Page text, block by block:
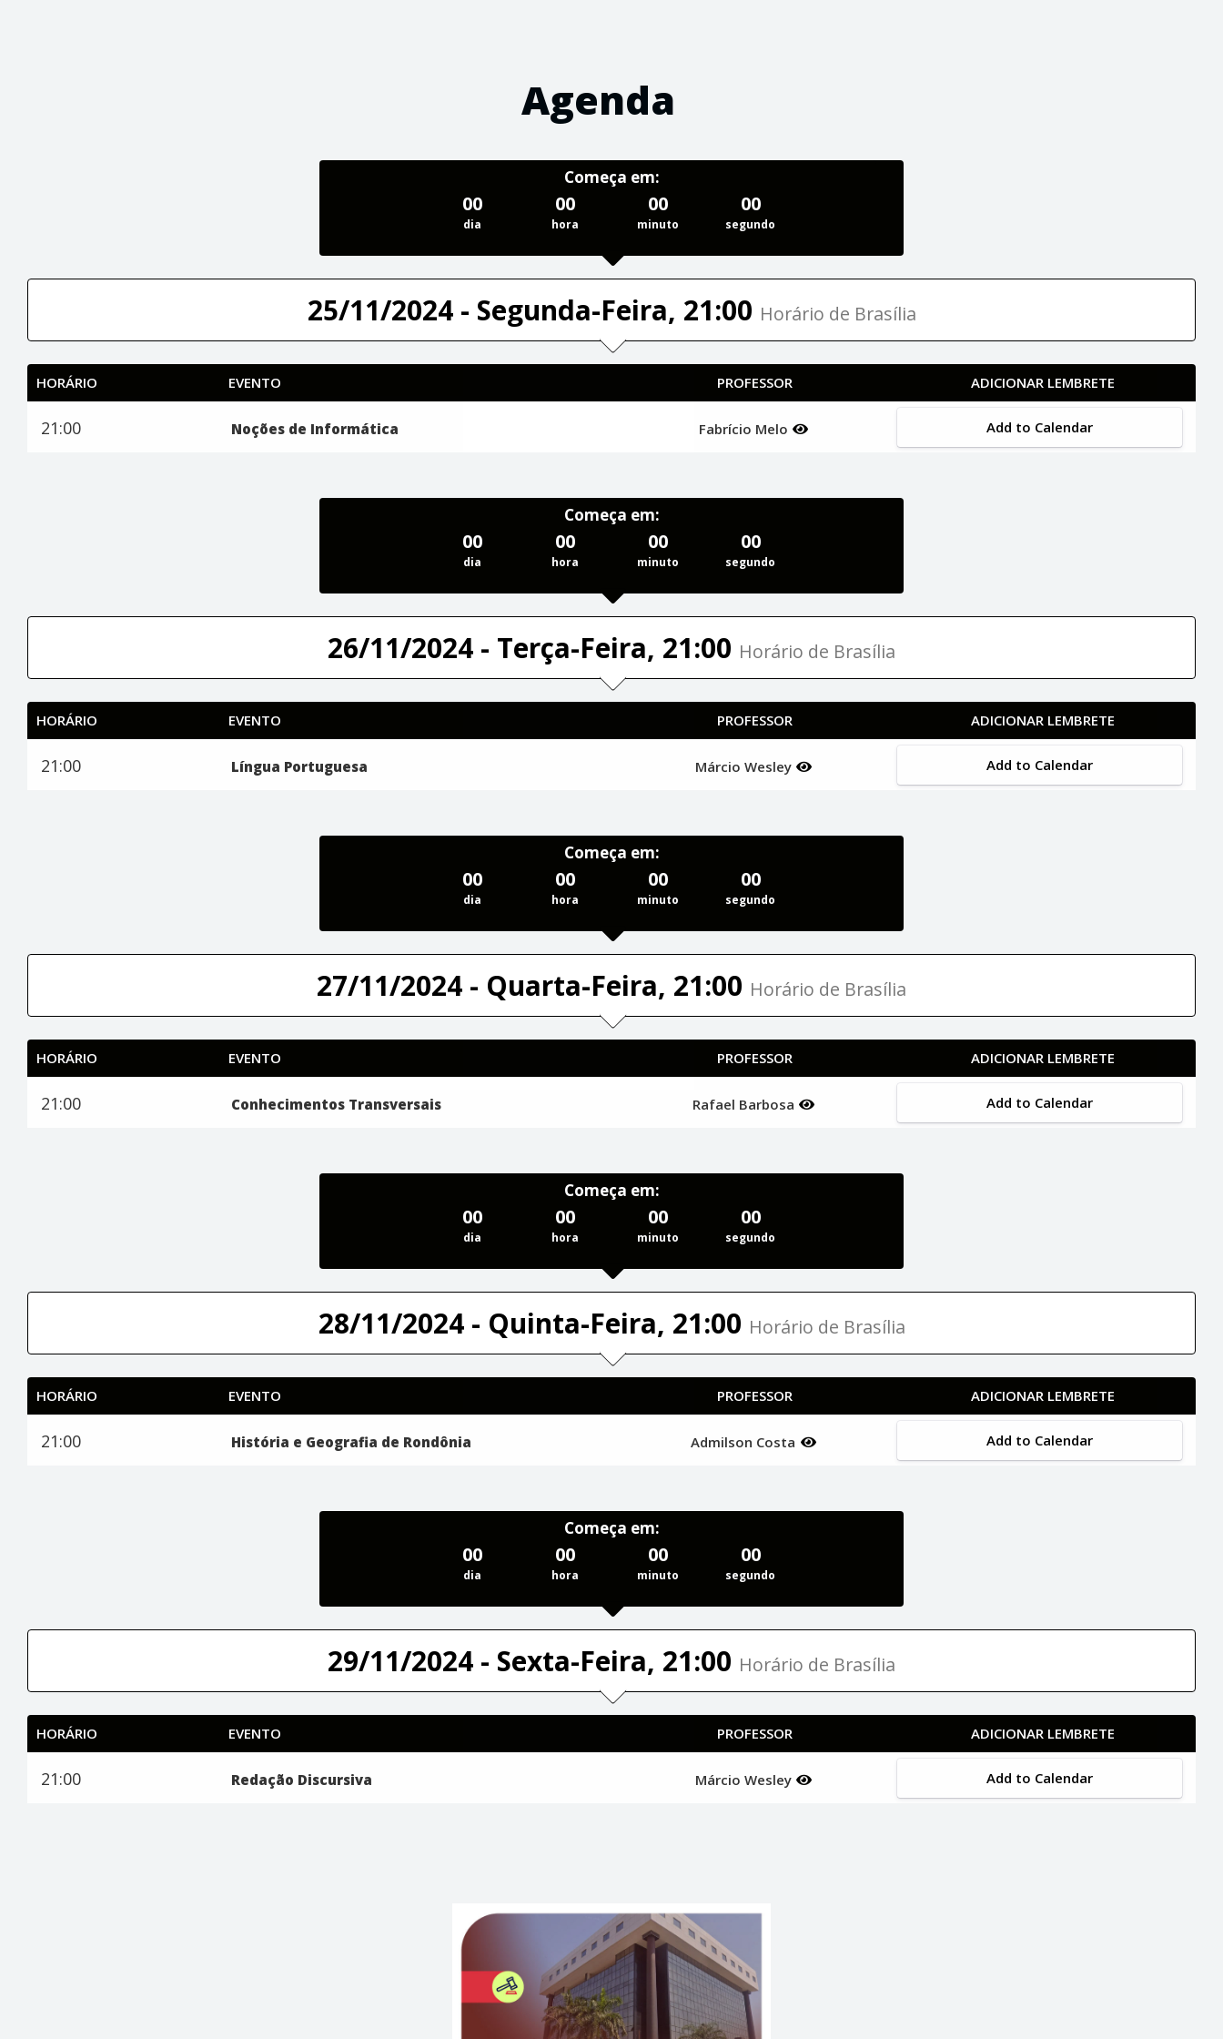
Agenda
Começa em:
00
dia
00
hora
00
minuto
00
segundo
25/11/2024 - Segunda-Feira, 21:00 Horário de Brasília
HORÁRIO EVENTO PROFESSOR ADICIONAR LEMBRETE
21:00 Noções de Informática Fabrício Melo Add to Calendar
Começa em:
00
dia
00
hora
00
minuto
00
segundo
26/11/2024 - Terça-Feira, 21:00 Horário de Brasília
HORÁRIO EVENTO PROFESSOR ADICIONAR LEMBRETE
21:00 Língua Portuguesa Márcio Wesley Add to Calendar
Começa em:
00
dia
00
hora
00
minuto
00
segundo
27/11/2024 - Quarta-Feira, 21:00 Horário de Brasília
HORÁRIO EVENTO PROFESSOR ADICIONAR LEMBRETE
21:00 Conhecimentos Transversais Rafael Barbosa Add to Calendar
Começa em:
00
dia
00
hora
00
minuto
00
segundo
28/11/2024 - Quinta-Feira, 21:00 Horário de Brasília
HORÁRIO EVENTO PROFESSOR ADICIONAR LEMBRETE
21:00 História e Geografia de Rondônia Admilson Costa Add to Calendar
Começa em:
00
dia
00
hora
00
minuto
00
segundo
29/11/2024 - Sexta-Feira, 21:00 Horário de Brasília
HORÁRIO EVENTO PROFESSOR ADICIONAR LEMBRETE
21:00 Redação Discursiva Márcio Wesley Add to Calendar